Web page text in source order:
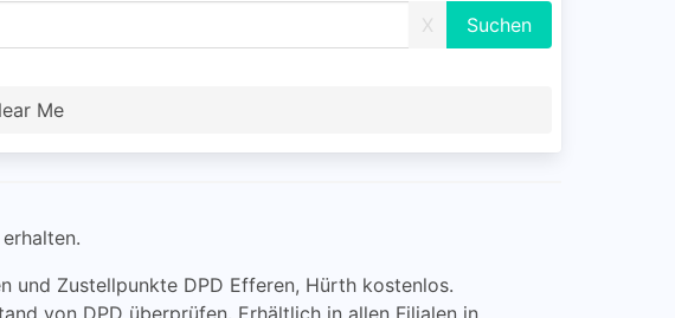
X
Me
erhalten.
und Zustellpunkte DPD Efferen, Hürth kostenlos.
von DPD überprüfen. Erhältlich in allen Filialen in